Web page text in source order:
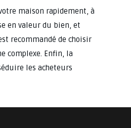
maison rapidement, à
en valeur du bien, et
recommandé de choisir
complexe. Enfin, la
les acheteurs